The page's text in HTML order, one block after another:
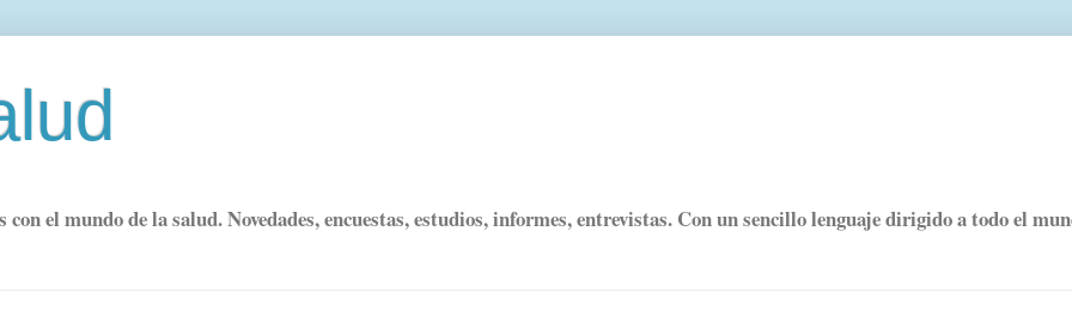
el mundo de la salud. Novedades, encuestas, estudios, informes, entrevistas. Con un sencillo lenguaje dirigido a todo el